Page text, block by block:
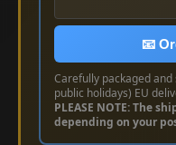
📧
Carefully packaged and
public holidays) EU
PLEASE NOTE: The
depending on your